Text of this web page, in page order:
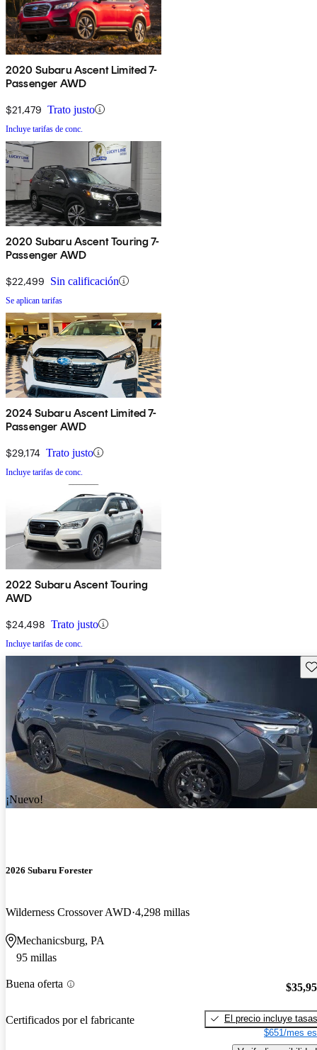
2020 Subaru Ascent Limited 7-
Passenger AWD
$21,479 Trato justo
Incluye tarifas de conc.
2020 Subaru Ascent Touring 7-
Passenger AWD
$22,499 Sin calificación
Se aplican tarifas
2024 Subaru Ascent Limited 7-
Passenger AWD
$29,174 Trato justo
Incluye tarifas de conc.
2022 Subaru Ascent Touring
AWD
$24,498 Trato justo
Incluye tarifas de conc.
¡Nuevo!
2026 Subaru Forester
Wilderness Crossover AWD 4,298 millas
Mechanicsburg, PA
95 millas
Buena oferta
Certificados por el fabricante
El precio incluye tasas
$651/mes